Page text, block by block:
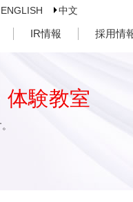
ENGLISH 中文
IR情報 採用情
体験教室